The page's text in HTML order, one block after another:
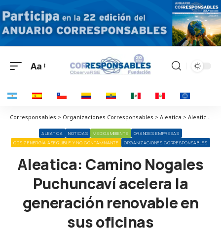
Aa
Corresponsables > Organizaciones Corresponsables > Aleatica > Aleatica: Camino Nogales Puchuncaví acelera la generación renovable en sus oficinas
ALEATICA NOTICIAS MEDIOAMBIENTE
GRANDES EMPRESAS
ODS 7 ENERGÍA ASEQUIBLE Y NO CONTAMINANTE
ORGANIZACIONES CORRESPONSABLES
Aleatica: Camino Nogales
Puchuncaví acelera la
generación renovable en
sus oficinas